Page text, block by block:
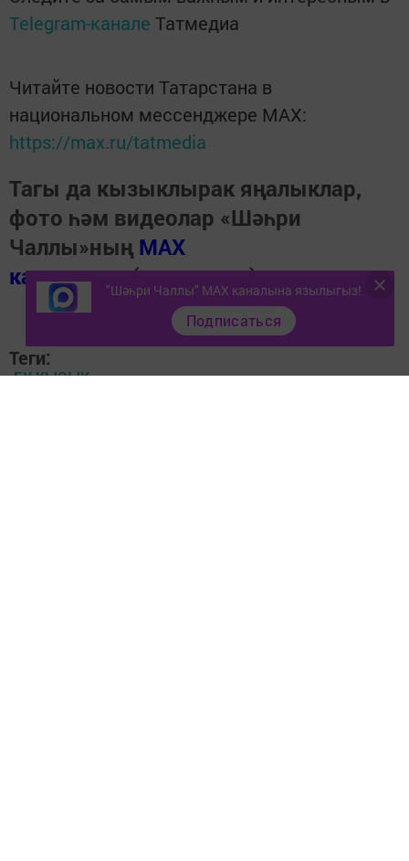
Telegram-канале Татмедиа
Читайте новости Татарстана в
национальном мессенджере MАХ:
https://max.ru/tatmedia
Тагы да кызыклырак яңалыклар,
фото һәм видеолар «Шәһри
Чаллы»ның MAX
каналында(язылыгыз).
Теги:
БУ КЫЗЫК
"Шәһри Чаллы" MAX каналына язылыгыз!
Подписаться